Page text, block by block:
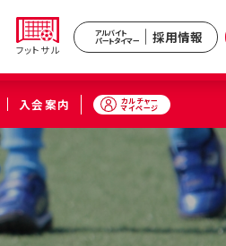
フットサル
アルバイト
パートタイマー 採用情報
入会案内 カルチャー
マイページ